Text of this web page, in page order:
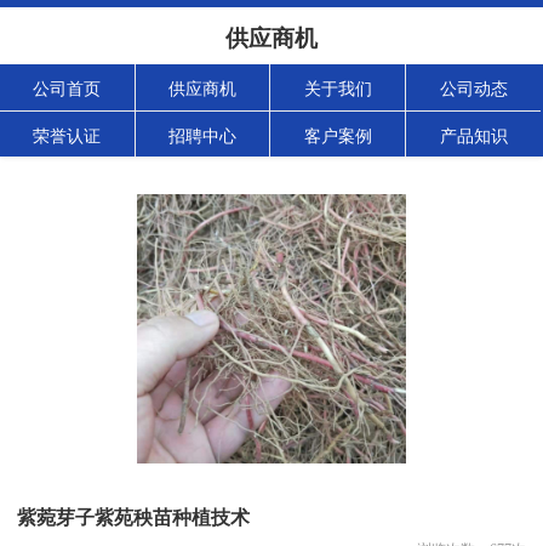
供应商机
公司首页 供应商机 关于我们 公司动态
荣誉认证 招聘中心 客户案例 产品知识
紫菀芽子紫苑秧苗种植技术